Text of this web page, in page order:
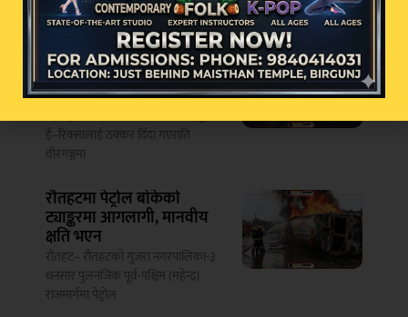
भर्खरै चर्चामा
भारतीय नम्बरको ग्यास ट्याङ्करले
ठक्कर दिँदा वीरगञ्जमा नौ जना
घाइते
ई–रिक्सालाई ठक्कर दिँदा गएराति
वीरगञ्जमा
रौतहटमा पेट्रोल बोकेको
ट्याङ्करमा आगलागी, मानवीय
क्षति भएन
रौतहट– रौतहटको गुजरा नगरपालिका-३
धनसार पुलनजिक पूर्व-पश्चिम (महेन्द्र)
राजमार्गमा पेट्रोल